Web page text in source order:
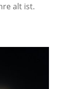
alt ist.